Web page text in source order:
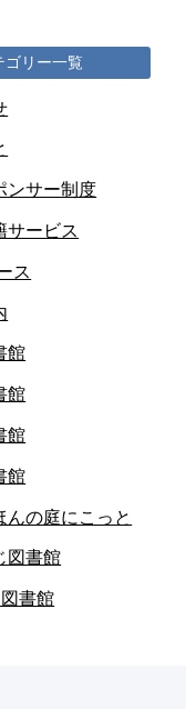
ゴリー一覧
ンサー制度
サービス
ス
館
館
館
館
んの庭にこっと
図書館
書館